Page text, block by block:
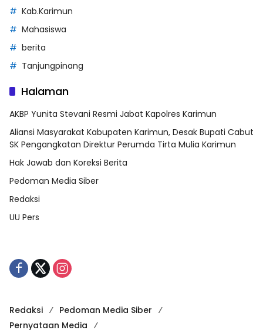
Kab.Karimun
Mahasiswa
berita
Tanjungpinang
Halaman
AKBP Yunita Stevani Resmi Jabat Kapolres Karimun
Aliansi Masyarakat Kabupaten Karimun, Desak Bupati Cabut
SK Pengangkatan Direktur Perumda Tirta Mulia Karimun
Hak Jawab dan Koreksi Berita
Pedoman Media Siber
Redaksi
UU Pers
Redaksi
Pedoman Media Siber
Pernyataan Media